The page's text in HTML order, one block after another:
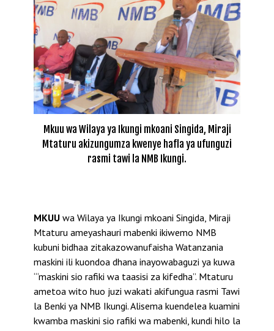
Mkuu wa Wilaya ya Ikungi mkoani Singida, Miraji
Mtaturu akizungumza kwenye hafla ya ufunguzi
rasmi tawi la NMB Ikungi.
MKUU wa Wilaya ya Ikungi mkoani Singida, Miraji
Mtaturu ameyashauri mabenki ikiwemo NMB
kubuni bidhaa zitakazowanufaisha Watanzania
maskini ili kuondoa dhana inayowabaguzi ya kuwa
“‘maskini sio rafiki wa taasisi za kifedha”. Mtaturu
ametoa wito huo juzi wakati akifungua rasmi Tawi
la Benki ya NMB Ikungi. Alisema kuendelea kuamini
kwamba maskini sio rafiki wa mabenki, kundi hilo la